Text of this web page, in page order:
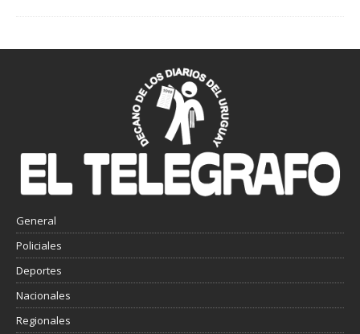
General
Policiales
Deportes
Nacionales
Regionales